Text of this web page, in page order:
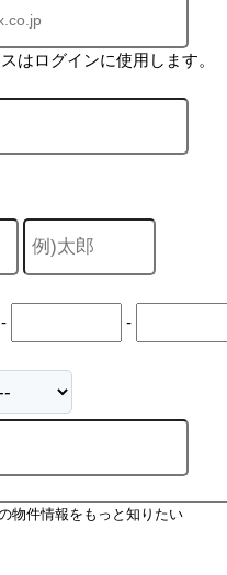
はログインに使用します。
-